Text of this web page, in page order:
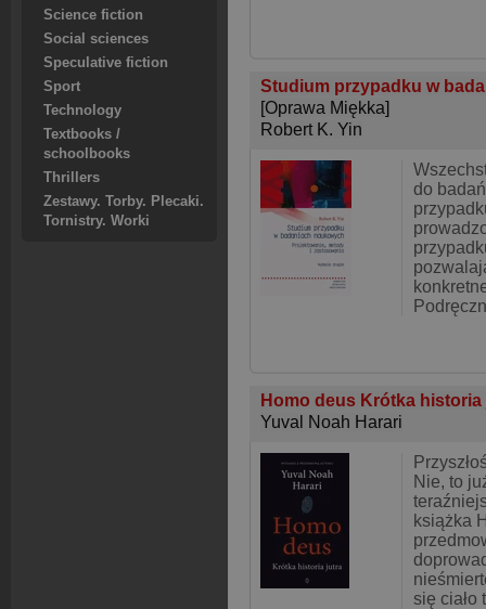
Science fiction
Social sciences
Speculative fiction
Sport
Technology
Textbooks /
schoolbooks
Thrillers
Zestawy. Torby. Plecaki.
Tornistry. Worki
Studium przypadku w
[Oprawa Miękka]
Robert K. Yin
do
Homo deus Krótka
Yuval Noah Harari
Nie, to
książka
się ciało